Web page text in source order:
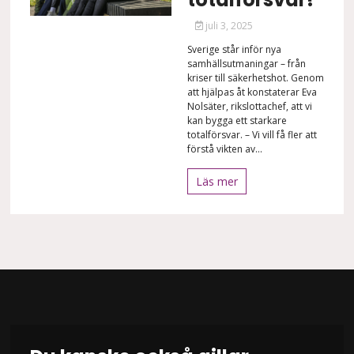
juli 3, 2025
Sverige står inför nya
samhällsutmaningar – från
kriser till säkerhetshot. Genom
att hjälpas åt konstaterar Eva
Nolsäter, rikslottachef, att vi
kan bygga ett starkare
totalförsvar. – Vi vill få fler att
förstå vikten av...
Läs mer